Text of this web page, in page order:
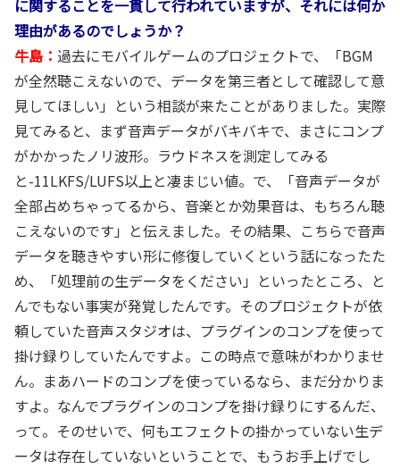
に関することを一貫して行われていますが、それには何か
理由があるのでしょうか？
牛島： 過去にモバイルゲームのプロジェクトで、「BGM
が全然聴こえないので、データを第三者として確認して意
見してほしい」という相談が来たことがありました。実際
見てみると、まず音声データがバキバキで、まさにコンプ
がかかったノリ波形。ラウドネスを測定してみる
と-11LKFS/LUFS以上と凄まじい値。で、「音声データが
全部占めちゃってるから、音楽とか効果音は、もちろん聴
こえないのです」と伝えました。その結果、こちらで音声
データを聴きやすい形に修復していくという話になったた
め、「処理前の生データをください」といったところ、と
んでもない事実が発覚したんです。そのプロジェクトが依
頼していた音声スタジオは、プラグインのコンプを使って
掛け録りしていたんですよ。この時点で意味がわかりませ
ん。まあハードのコンプを使っているなら、まだ分かりま
すよ。なんでプラグインのコンプを掛け録りにするんだ、
って。そのせいで、何もエフェクトの掛かっていない生デ
ータは存在していないということで、もうお手上げでし